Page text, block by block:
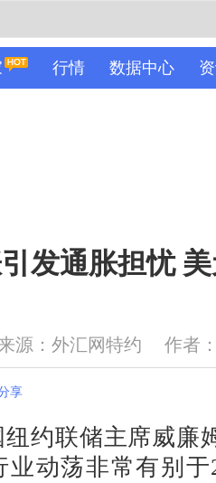
行情 数据中心
发通胀担忧
源：外汇网特约 作者
享
联储主席威廉
动荡非常有别于